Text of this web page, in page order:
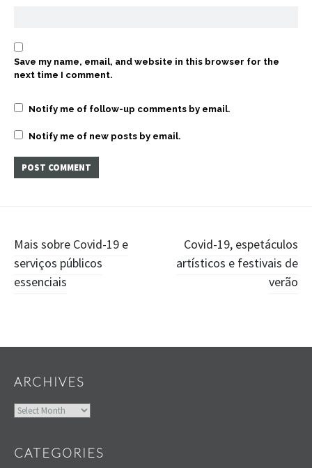
Save my name, email, and website in this browser for the
next time I comment.
Notify me of follow-up comments by email.
Notify me of new posts by email.
Post
navigation
Mais sobre Covid-19 e
serviços públicos
essenciais
Covid-19, espetáculos
artísticos e festivais de
verão
ARCHIVES
Archives
CATEGORIES